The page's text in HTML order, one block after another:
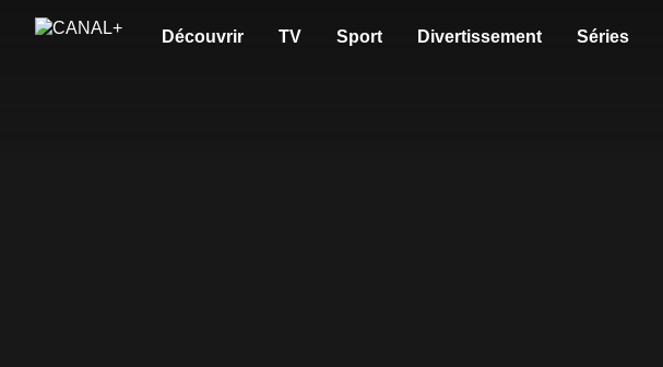
Découvrir TV Sport Divertissement Séries